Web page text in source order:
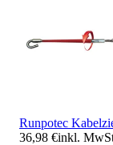
Runpotec
36,98 €inkl.